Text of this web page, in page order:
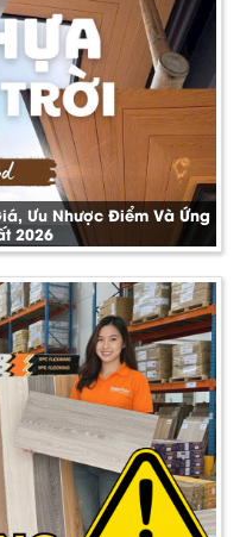
Ưu Nhược Điểm Và Ứng
2026